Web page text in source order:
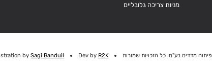
מניות צריכה גלובליים
מדדים בע"מ. כל הזכויות שמורות Dev by R2K
bySagi Banduil